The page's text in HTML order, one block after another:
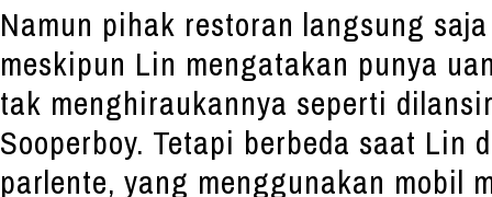
Namun pihak restoran langsung
meskipun Lin mengatakan punya
tak menghiraukannya seperti
Sooperboy. Tetapi berbeda saat Lin
parlente, yang menggunakan mobil